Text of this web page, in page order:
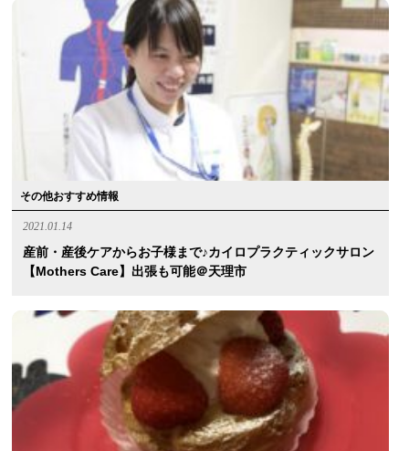
その他おすすめ情報
2021.01.14
産前・産後ケアからお子様まで♪カイロプラクティックサロン
【Mothers Care】出張も可能＠天理市